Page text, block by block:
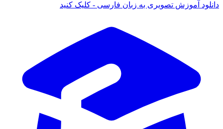
دانلود آموزش تصویری به زبان فارسی - کلیک کنید